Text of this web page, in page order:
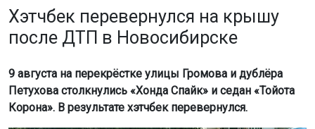
Хэтчбек перевернулся на крышу
после ДТП в Новосибирске
9 августа на перекрёстке улицы Громова и дублёра
Петухова столкнулись «Хонда Спайк» и седан «Тойота
Корона». В результате хэтчбек перевернулся.